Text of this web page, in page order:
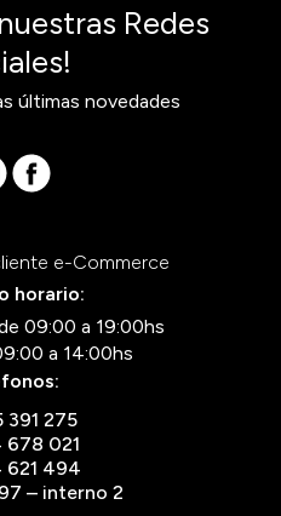
Redes
últimas novedades
e-Commerce
horario:
09:00 a 19:00hs
a 14:00hs
391 275
678 021
621 494
– interno 2